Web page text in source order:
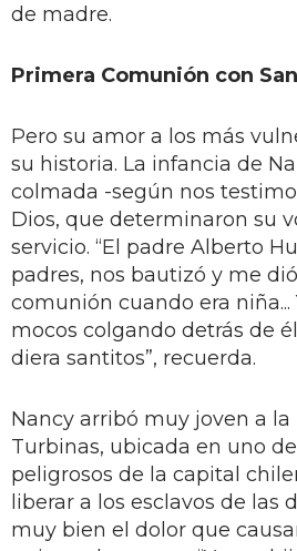
de madre.
Primera Comunión con
Pero su amor a los más
su historia. La infancia de
colmada -según nos
Dios, que determinaron su
servicio. “El padre Alberto
padres, nos bautizó y me
comunión cuando era niña...
mocos colgando detrás de
diera santitos”, recuerda.
Nancy arribó muy joven a la
Turbinas, ubicada en uno
peligrosos de la capital
liberar a los esclavos de las
muy bien el dolor que